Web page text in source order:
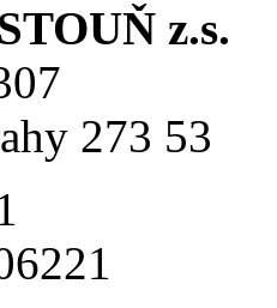
z.s.
273 53